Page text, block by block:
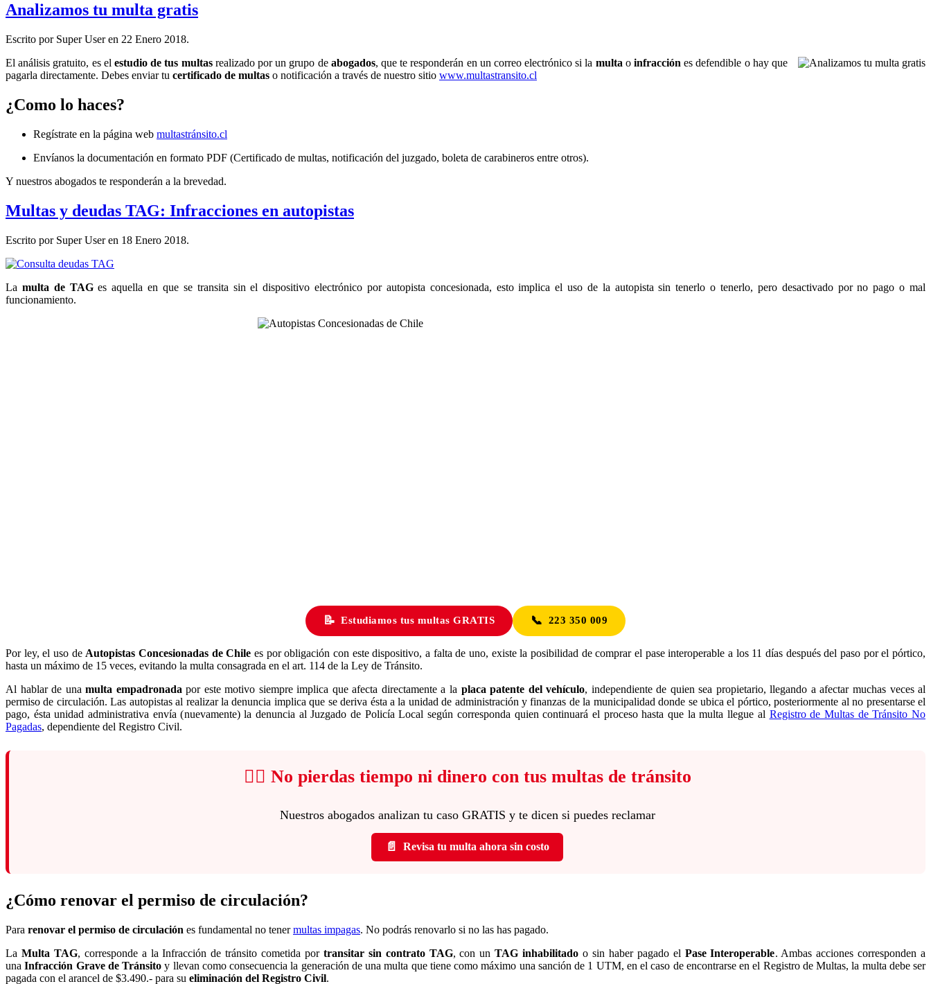
Analizamos tu multa gratis
Escrito por Super User en 22 Enero 2018.
El análisis gratuito, es el estudio de tus multasrealizado por un grupo de abogados, que te responderán en un correo electrónico si la multa oinfracciónes defendible o hay que
pagarla directamente. Debes enviar tu certificado de multas o notificación a través de nuestro sitio www.multastransito.cl
¿Como lo haces?
Regístrate en la página web multastránsito.cl
Envíanos la documentación en formato PDF (Certificado de multas, notificación del juzgado, boleta de carabineros entre otros).
Y nuestros abogados te responderán a la brevedad.
Multas y deudas TAG: Infracciones en autopistas
Escrito por Super User en 18 Enero 2018.
La multa de TAGes aquella en que se transita sin el dispositivo electrónico por autopista concesionada, esto implica el uso de la autopista sin tenerlo o tenerlo, pero desactivado por no pago o mal
funcionamiento.
📝 Estudiamos tus multas GRATIS 📞 223 350 009
Por ley, el uso de Autopistas Concesionadas de Chile es por obligación con este dispositivo, a falta de uno, existe la posibilidad de comprar el pase interoperable a los 11 días después del paso por el pórtico,
hasta un máximo de 15 veces, evitando la multa consagrada en el art. 114 de la Ley de Tránsito.
Al hablar de unamulta empadronada por este motivo siempre implica que afecta directamente a la placa patente del vehículo, independiente de quien sea propietario, llegando a afectar muchas veces al
permiso de circulación. Las autopistas al realizar la denuncia implica que se deriva ésta a la unidad de administración y finanzas de la municipalidad donde se ubica el pórtico, posteriormente al no presentarse el
pago, ésta unidad administrativa envía (nuevamente) la denuncia al Juzgado de Policía Local según corresponda quien continuará el proceso hasta que la multa llegue al Registro de Multas de Tránsito No
Pagadas, dependiente del Registro Civil.
👨‍⚖️ No pierdas tiempo ni dinero con tus multas de tránsito
Nuestros abogados analizan tu caso GRATIS y te dicen si puedes reclamar
📄 Revisa tu multa ahora sin costo
¿Cómo renovar el permiso de circulación?
Para renovar el permiso de circulación es fundamental no tenermultas impagas. No podrás renovarlo si no las has pagado.
La Multa TAG, corresponde a la Infracción de tránsito cometida por transitar sin contrato TAG, con unTAG inhabilitado o sin haber pagado el Pase Interoperable. Ambas acciones corresponden a
unaInfracción Grave de Tránsito y llevan como consecuencia la generación de una multa que tiene como máximo una sanción de 1 UTM, en el caso de encontrarse en el Registro de Multas, la multa debe ser
pagada con el arancel de $3.490.- para su eliminación del Registro Civil.